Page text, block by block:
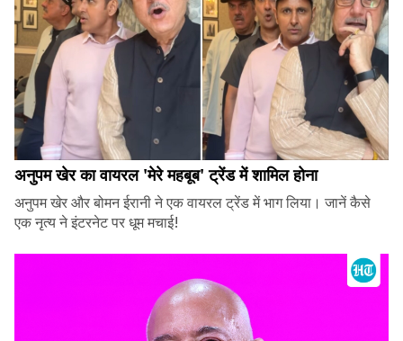
अनुपम खेर का वायरल 'मेरे महबूब' ट्रेंड में शामिल होना
अनुपम खेर और बोमन ईरानी ने एक वायरल ट्रेंड में भाग लिया। जानें कैसे
एक नृत्य ने इंटरनेट पर धूम मचाई!